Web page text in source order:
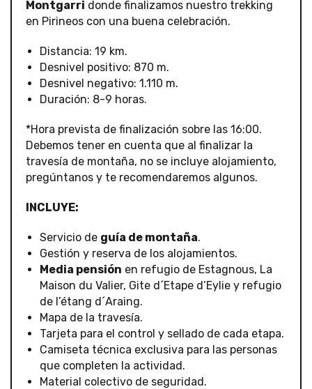
Montgarri donde finalizamos nuestro trekking
en Pirineos con una buena celebración.
Distancia: 19 km.
Desnivel positivo: 870 m.
Desnivel negativo: 1.110 m.
Duración: 8-9 horas.
*Hora prevista de finalización sobre las 16:00.
Debemos tener en cuenta que al finalizar la
travesía de montaña, no se incluye alojamiento,
pregúntanos y te recomendaremos algunos.
INCLUYE:
Servicio de guía de montaña.
Gestión y reserva de los alojamientos.
Media pensión en refugio de Estagnous, La
Maison du Valier, Gite d´Etape d’Eylie y refugio
de l’étang d´Araing.
Mapa de la travesía.
Tarjeta para el control y sellado de cada etapa.
Camiseta técnica exclusiva para las personas
que completen la actividad.
Material colectivo de seguridad.